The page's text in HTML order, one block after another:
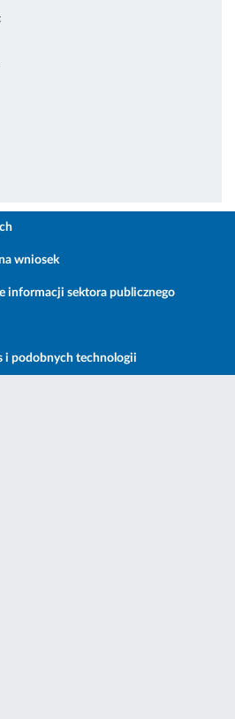
wniosek
informacji sektora publicznego
i podobnych technologii